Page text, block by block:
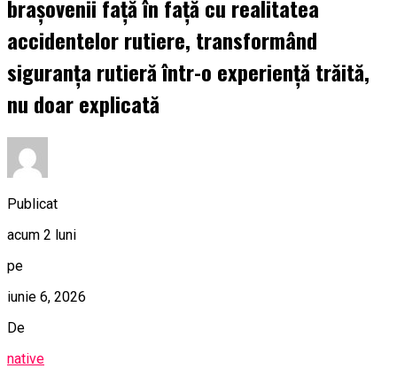
brașovenii față în față cu realitatea
accidentelor rutiere, transformând
siguranța rutieră într-o experiență trăită,
nu doar explicată
Publicat
acum 2 luni
pe
iunie 6, 2026
De
native